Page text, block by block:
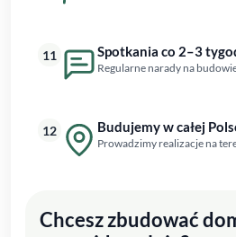
11 Spotkania co 2–3
Regularne narady na
12 Budujemy w całej
Prowadzimy realizacje na
Chcesz zbudować